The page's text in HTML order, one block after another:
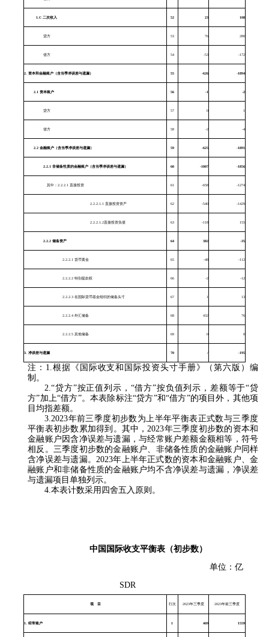
1.C 二次收入 52 23 108
贷方 53 76 280
借方 54 -53 -172
2.资本和金融账户（含当季净误差与遗漏） 55 -626 -1894
2.1资本账户 56 -1 -2
贷方 57 0 1
借方 58 -2 -4
2.2金融账户（含当季净误差与遗漏） 59 -625 -1891
2.2.1非储备性质的金融账户（含当季净误差与遗漏） 60 -1007 -1856
其中：2.2.2.1直接投资 61 -658 -1274
2.2.2.1.1 直接投资资产 62 -540 -1429
2.2.2.1.2直接投资负债 63 -118 155
2.2.2储备资产 64 382 -35
2.2.2.1 货币黄金 65 -48 -112
2.2.2.2 特别提款权 66 -2 -12
2.2.2.3 在国际货币基金组织的储备头寸 67 1 13
2.2.2.4 外汇储备 68 432 76
2.2.2.5 其他储备 69 0 0
3.净误差与遗漏 70 / -195
注：1.根据《国际收支和国际投资头寸手册》（第六版）编
制。
2.“贷方”按正值列示，“借方”按负值列示，差额等于“贷
方”加上“借方”。本表除标注“贷方”和“借方”的项目外，其他项
目均指差额。
3.2023年前三季度初步数为上半年平衡表正式数与三季度
平衡表初步数累加得到。其中，2023年三季度初步数的资本和
金融账户因含净误差与遗漏，与经常账户差额金额相等，符号
相反。三季度初步数的金融账户、非储备性质的金融账户同样
含净误差与遗漏。2023年上半年正式数的资本和金融账户、金
融账户和非储备性质的金融账户均不含净误差与遗漏，净误差
与遗漏项目单独列示。
4.本表计数采用四舍五入原则。
中国国际收支平衡表（初步数）
单位：亿
SDR
项 目 行次 2023年三季度 2023年前三季度
1.经常账户 1 469 1559